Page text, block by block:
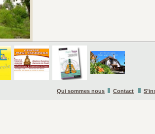
Qui sommes nous Contact